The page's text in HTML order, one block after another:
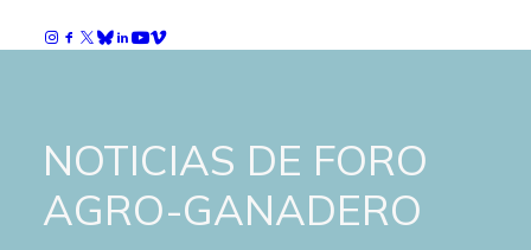
NOTICIAS DE FORO
AGRO-GANADERO